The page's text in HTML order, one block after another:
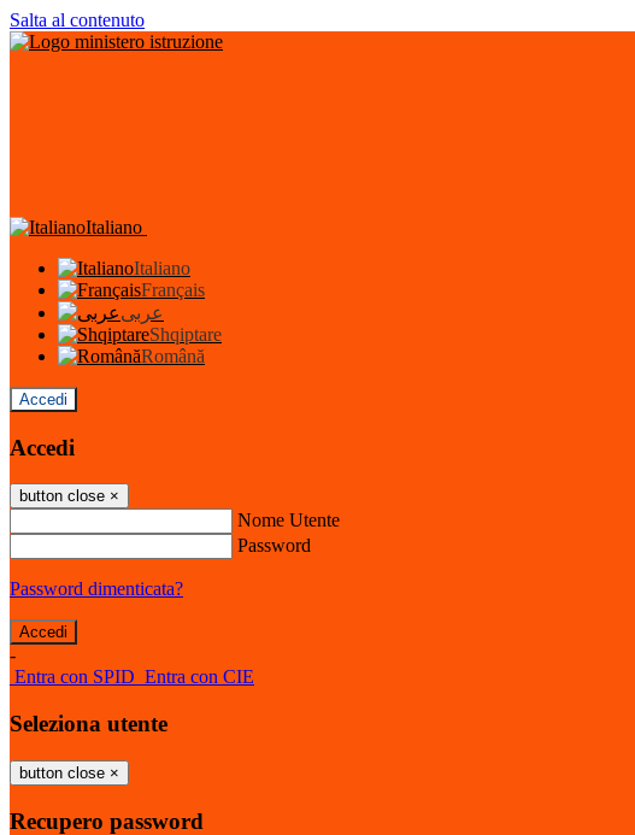
Salta al contenuto
Italiano
Italiano
Français
عربى
Shqiptare
Română
Accedi
Accedi
button close ×
Nome Utente
Password
Password dimenticata?
-
Entra con SPID Entra con CIE
Seleziona utente
button close ×
Recupero password